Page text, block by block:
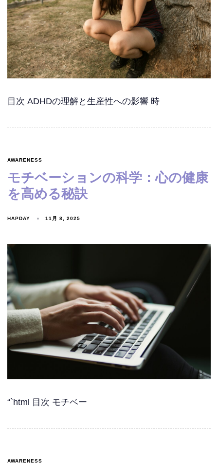
目次 ADHDの理解と生産性への影響 時
AWARENESS
モチベーションの科学：心の健康
を高める秘訣
HAPDAY 11月 8, 2025
“`html 目次 モチベー
AWARENESS